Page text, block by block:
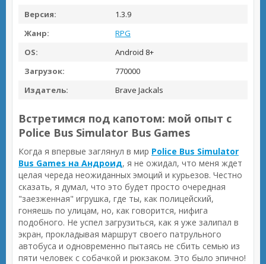
Версия:
1.3.9
Жанр:
RPG
OS:
Android 8+
Загрузок:
770000
Издатель:
Brave Jackals
Встретимся под капотом: мой опыт с
Police Bus Simulator Bus Games
Когда я впервые заглянул в мир Police Bus Simulator
Bus Games на Андроид, я не ожидал, что меня ждет
целая череда неожиданных эмоций и курьезов. Честно
сказать, я думал, что это будет просто очередная
"заезженная" игрушка, где ты, как полицейский,
гоняешь по улицам, но, как говорится, нифига
подобного. Не успел загрузиться, как я уже залипал в
экран, прокладывая маршрут своего патрульного
автобуса и одновременно пытаясь не сбить семью из
пяти человек с собачкой и рюкзаком. Это было эпично!